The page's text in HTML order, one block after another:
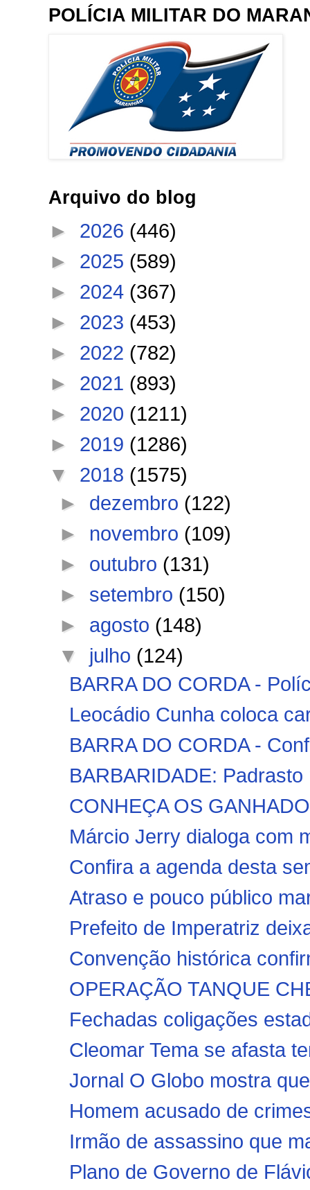
POLÍCIA MILITAR DO
Arquivo do blog
► 2026 (446)
► 2025 (589)
► 2024 (367)
► 2023 (453)
► 2022 (782)
► 2021 (893)
► 2020 (1211)
► 2019 (1286)
▼ 2018 (1575)
► dezembro (122)
► novembro (109)
► outubro (131)
► setembro (150)
► agosto (148)
▼ julho (124)
BARRA DO CORDA -
Leocádio Cunha coloca
BARRA DO CORDA -
BARBARIDADE:
CONHEÇA OS
Márcio Jerry dialoga com
Confira a agenda desta
Atraso e pouco público
Prefeito de Imperatriz
Convenção histórica
OPERAÇÃO TANQUE
Fechadas coligações
Cleomar Tema se afasta
Jornal O Globo mostra
Homem acusado de
Irmão de assassino que
Plano de Governo de